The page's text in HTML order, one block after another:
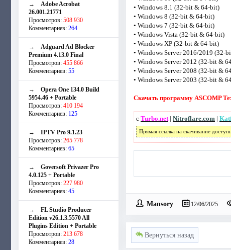
→ Adobe Acrobat
26.001.21771
Просмотров: 508 930
Комментариев: 264
→ Adguard Ad Blocker
Premium 4.13.0 Final
Просмотров: 455 866
Комментариев: 55
→ Opera One 134.0 Build
5954.46 + Portable
Просмотров: 410 194
Комментариев: 125
→ IPTV Pro 9.1.23
Просмотров: 265 778
Комментариев: 65
→ Goversoft Privazer Pro
4.0.125 + Portable
Просмотров: 227 980
Комментариев: 45
→ FL Studio Producer
Edition v26.1.3.5570 All
Plugins Edition + Portable
Просмотров: 213 678
Комментариев: 28
• Windows 8.1 (32-bit & 64-bit)
• Windows 8 (32-bit & 64-bit)
• Windows 7 (32-bit & 64-bit)
• Windows Vista (32-bit & 64-bit)
• Windows XP (32-bit & 64-bit)
• Windows Server 2016/2019 (32-
• Windows Server 2012 (32-bit &
• Windows Server 2008 (32-bit &
• Windows Server 2003 (32-bit &
Скачать программу ASCOMP
с Turbo.net| Nitroflare.com |
Прямая ссылка на скачивание
Mansory 12/06/2025
Вернуться назад